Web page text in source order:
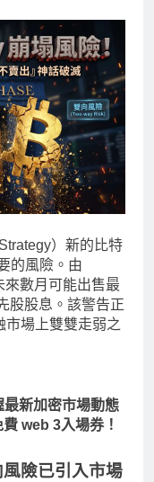
）新的比特
的風險。由
來數月可能出售最
股股息。該警告正
市場上雙雙走弱之
最新加密市場動態
web 3入場券！
險已引入市場